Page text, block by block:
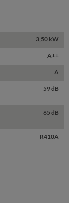
3,50 kW
A++
A
59 dB
65 dB
R410A